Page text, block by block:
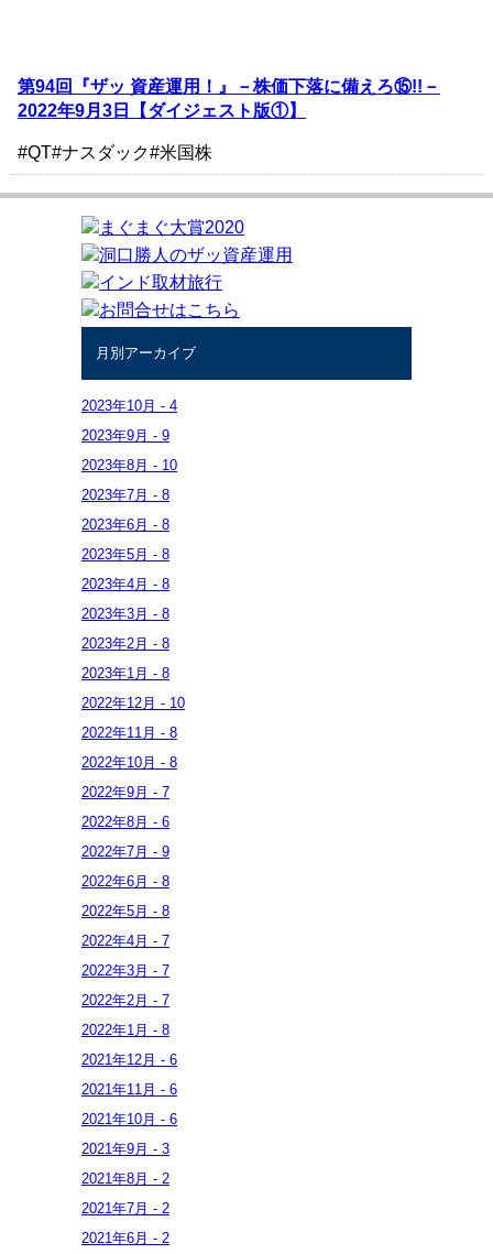
第94回『ザッ 資産運用！』－株価下落に備えろ⑮!!－
2022年9月3日【ダイジェスト版①】
#QT#ナスダック#米国株
月別アーカイブ
2023年10月 - 4
2023年9月 - 9
2023年8月 - 10
2023年7月 - 8
2023年6月 - 8
2023年5月 - 8
2023年4月 - 8
2023年3月 - 8
2023年2月 - 8
2023年1月 - 8
2022年12月 - 10
2022年11月 - 8
2022年10月 - 8
2022年9月 - 7
2022年8月 - 6
2022年7月 - 9
2022年6月 - 8
2022年5月 - 8
2022年4月 - 7
2022年3月 - 7
2022年2月 - 7
2022年1月 - 8
2021年12月 - 6
2021年11月 - 6
2021年10月 - 6
2021年9月 - 3
2021年8月 - 2
2021年7月 - 2
2021年6月 - 2